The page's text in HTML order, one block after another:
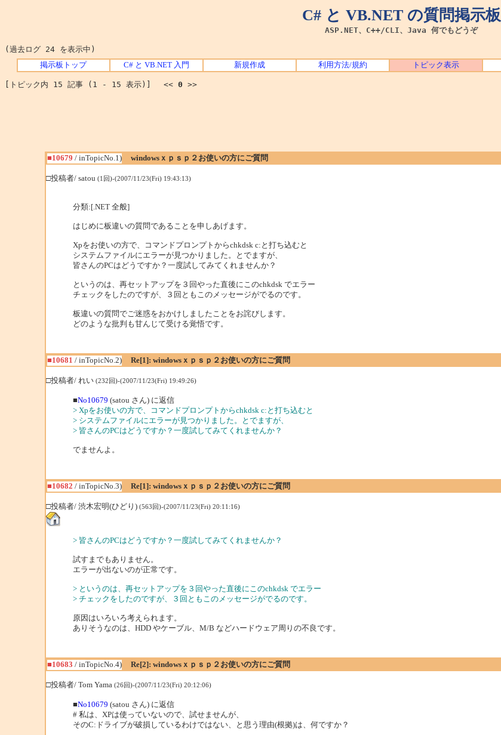
C# と VB.NET の質問掲示板
ASP.NET、C++/CLI、Java 何でもどうぞ
(過去ログ 24 を表示中)
掲示板トップ C# と VB.NET 入門 新規作成 利用方法/規約 トピック表示
[トピック内 15 記事 (1 - 15 表示)] << 0 >>
■10679 / inTopicNo.1)
windowsｘｐｓｐ２お使いの方にご質問
□投稿者/ satou (1回)-(2007/11/23(Fri) 19:43:13)
分類:[.NET 全般]
はじめに板違いの質問であることを申しあげます。
Xpをお使いの方で、コマンドプロンプトからchkdsk c:と打ち込むと
システムファイルにエラーが見つかりました。とでますが、
皆さんのPCはどうですか？一度試してみてくれませんか？
というのは、再セットアップを３回やった直後にこのchkdsk でエラー
チェックをしたのですが、３回ともこのメッセージがでるのです。
板違いの質問でご迷惑をおかけしましたことをお詫びします。
どのような批判も甘んじて受ける覚悟です。
■10681 / inTopicNo.2)
Re[1]: windowsｘｐｓｐ２お使いの方にご質問
□投稿者/ れい (232回)-(2007/11/23(Fri) 19:49:26)
■No10679 (satou さん) に返信
> Xpをお使いの方で、コマンドプロンプトからchkdsk c:と打ち込むと
> システムファイルにエラーが見つかりました。とでますが、
> 皆さんのPCはどうですか？一度試してみてくれませんか？
でませんよ。
■10682 / inTopicNo.3)
Re[1]: windowsｘｐｓｐ２お使いの方にご質問
□投稿者/ 渋木宏明(ひどり) (563回)-(2007/11/23(Fri) 20:11:16)
> 皆さんのPCはどうですか？一度試してみてくれませんか？
試すまでもありません。
エラーが出ないのが正常です。
> というのは、再セットアップを３回やった直後にこのchkdsk でエラー
> チェックをしたのですが、３回ともこのメッセージがでるのです。
原因はいろいろ考えられます。
ありそうなのは、HDD やケーブル、M/B などハードウェア周りの不良です。
■10683 / inTopicNo.4)
Re[2]: windowsｘｐｓｐ２お使いの方にご質問
□投稿者/ Tom Yama (26回)-(2007/11/23(Fri) 20:12:06)
■No10679 (satou さん) に返信
# 私は、XPは使っていないので、試せませんが、
そのC:ドライブが破損しているわけではない、と思う理由(根拠)は、何ですか？